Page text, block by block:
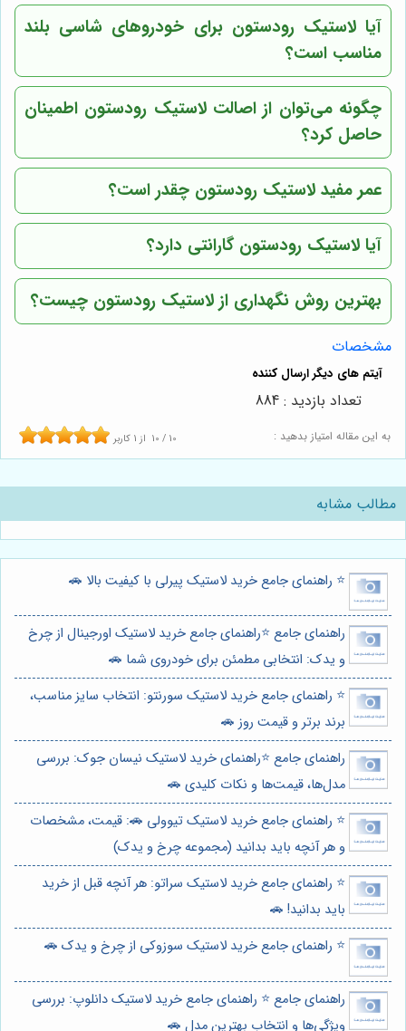
آیا لاستیک رودستون برای خودروهای شاسی بلند
مناسب است؟
چگونه می‌توان از اصالت لاستیک رودستون اطمینان
حاصل کرد؟
عمر مفید لاستیک رودستون چقدر است؟
آیا لاستیک رودستون گارانتی دارد؟
بهترین روش نگهداری از لاستیک رودستون چیست؟
مشخصات
به این مقاله امتیاز بدهید : 10 / 10 از 1 کاربر
تعداد بازدید : 884
مطالب مشابه
⭐️ راهنمای جامع خرید لاستیک پیرلی با کیفیت بالا 🚗
راهنمای جامع ⭐️راهنمای جامع خرید لاستیک اورجینال از چرخ
و یدک: انتخابی مطمئن برای خودروی شما 🚗
⭐️ راهنمای جامع خرید لاستیک سورنتو: انتخاب سایز مناسب،
برند برتر و قیمت روز 🚗
راهنمای جامع ⭐️راهنمای خرید لاستیک نیسان جوک: بررسی
مدل‌ها، قیمت‌ها و نکات کلیدی 🚗
⭐️ راهنمای جامع خرید لاستیک تیوولی 🚗: قیمت، مشخصات
و هر آنچه باید بدانید (مجموعه چرخ و یدک)
⭐️ راهنمای جامع خرید لاستیک سراتو: هر آنچه قبل از خرید
باید بدانید! 🚗
⭐️ راهنمای جامع خرید لاستیک سوزوکی از چرخ و یدک 🚗
راهنمای جامع ⭐️ راهنمای جامع خرید لاستیک دانلوپ: بررسی
ویژگی‌ها و انتخاب بهترین مدل 🚗